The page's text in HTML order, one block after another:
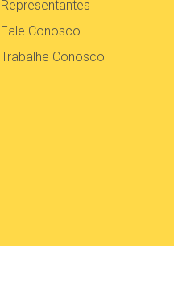
Representantes
Fale Conosco
Trabalhe Conosco